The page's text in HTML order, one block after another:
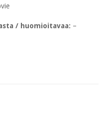
/ huomioitavaa: –